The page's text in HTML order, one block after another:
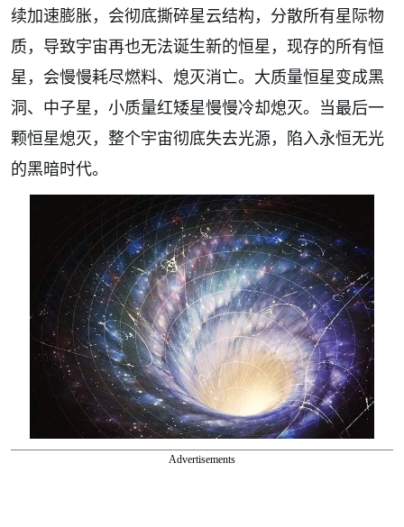
续加速膨胀，会彻底撕碎星云结构，分散所有星际物
质，导致宇宙再也无法诞生新的恒星，现存的所有恒
星，会慢慢耗尽燃料、熄灭消亡。大质量恒星变成黑
洞、中子星，小质量红矮星慢慢冷却熄灭。当最后一
颗恒星熄灭，整个宇宙彻底失去光源，陷入永恒无光
的黑暗时代。
Advertisements